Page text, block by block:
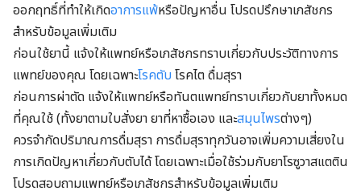
ออกฤทธิ์ที่ทำให้เกิดอาการแพ้หรือปัญหาอื่น โปรดปรึกษาเภสัชกร
สำหรับข้อมูลเพิ่มเติม
ก่อนใช้ยานี้ แจ้งให้แพทย์หรือเภสัชกรทราบเกี่ยวกับประวัติทางการ
แพทย์ของคุณ โดยเฉพาะโรคตับ โรคไต ดื่มสุรา
ก่อนการผ่าตัด แจ้งให้แพทย์หรือทันตแพทย์ทราบเกี่ยวกับยาทั้งหมด
ที่คุณใช้ (ทั้งยาตามใบสั่งยา ยาที่หาซื้อเอง และสมุนไพรต่างๆ)
ควรจำกัดปริมาณการดื่มสุรา การดื่มสุราทุกวันอาจเพิ่มความเสี่ยงใน
การเกิดปัญหาเกี่ยวกับตับได้ โดยเฉพาะเมื่อใช้ร่วมกับยาโรซูวาสแตติน
โปรดสอบถามแพทย์หรือเภสัชกรสำหรับข้อมูลเพิ่มเติม